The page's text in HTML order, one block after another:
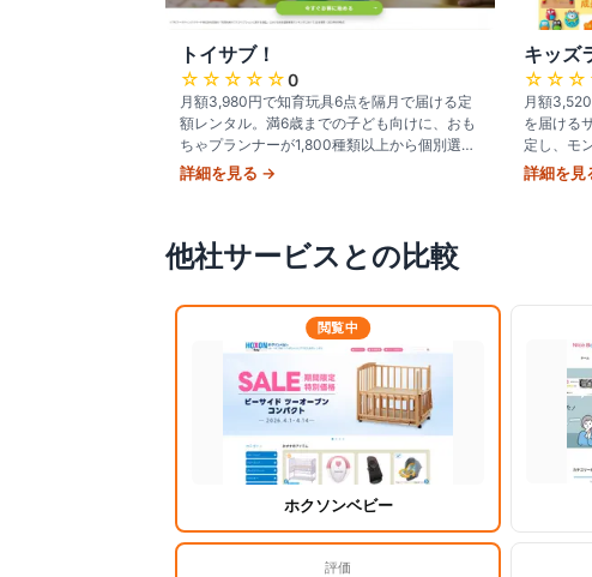
トイサブ！
☆☆☆☆☆0
月額3,980円で知育玩具6点を隔月で届ける定
額レンタル。満6歳までの子ども向けに、おも
ちゃプランナーが1,800種類以上から個別選
定。破損時も原則弁償不要で継続率97%を謳
詳細を見る →
キッズ
月額
を届ける
定し、モ
玩具を中
詳細を見
他社サービスとの比較
閲覧中
ホクソンベビー
評価